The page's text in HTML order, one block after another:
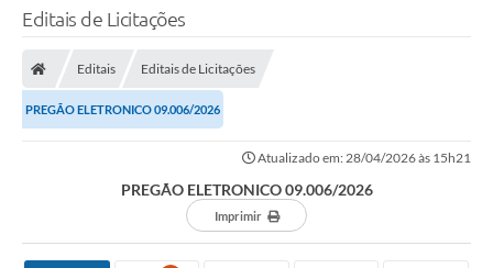
Portal Leis Municipais
Cultura e Patrimônio
Editais de Licitações
Editais Editais de Licitações
PREGÃO ELETRONICO 09.006/2026
Atualizado em: 28/04/2026 às 15h21
PREGÃO ELETRONICO 09.006/2026
Imprimir